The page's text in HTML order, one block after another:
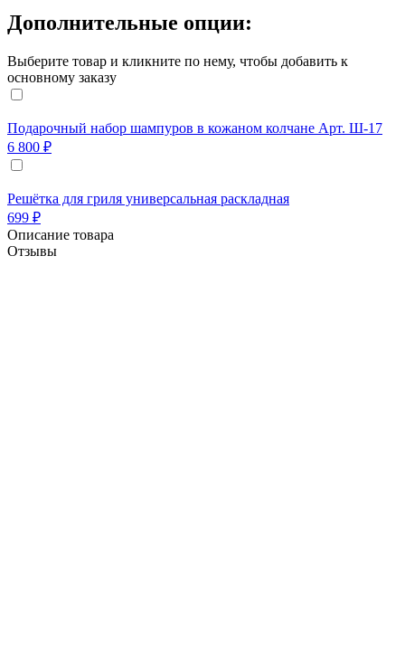
Дополнительные опции:
Выберите товар и кликните по нему, чтобы добавить к
основному заказу
Подарочный набор шампуров в кожаном колчане Арт. Ш-17
6 800 ₽
Решётка для гриля универсальная раскладная
699 ₽
Описание товара
Отзывы